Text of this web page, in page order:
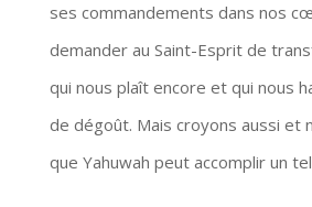
ses commandements dans nos
demander au Saint-Esprit de
qui nous plaît encore et qui nous
de dégoût. Mais croyons aussi et
que Yahuwah peut accomplir un